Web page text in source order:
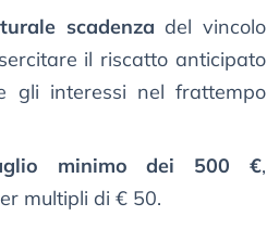
scadenza del vincolo
il riscatto anticipato
gli interessi nel frattempo
minimo dei 500 €,
multipli di € 50.